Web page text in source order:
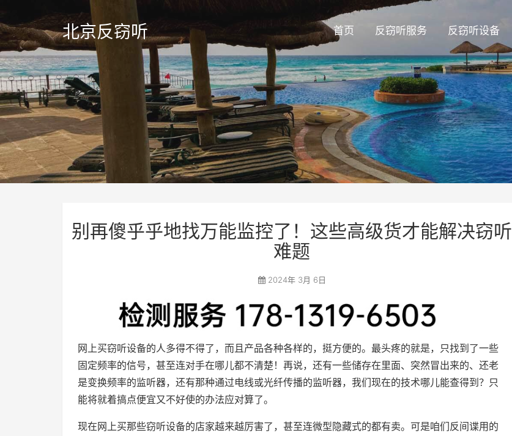
北京反窃听 首页 反窃听服务 反窃听设备
别再傻乎乎地找万能监控了！这些高级货才能解决窃听
难题
2024年 3月 6日
网上买窃听设备的人多得不得了，而且产品各种各样的，挺方便的。最头疼的就是，只找到了一些
固定频率的信号，甚至连对手在哪儿都不清楚！再说，还有一些储存在里面、突然冒出来的、还老
是变换频率的监听器，还有那种通过电线或光纤传播的监听器，我们现在的技术哪儿能查得到？只
能将就着搞点便宜又不好使的办法应对算了。
现在网上买那些窃听设备的店家越来越厉害了，甚至连微型隐藏式的都有卖。可是咱们反间谍用的